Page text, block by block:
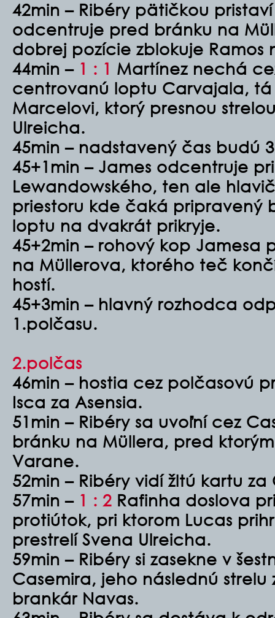
42min – Ribéry pätičkou
odcentruje pred bránku na
dobrej pozície zblokuje Ramos
44min – 1 : 1 Martínez nechá
centrovanú loptu Carvajala, tá
Marcelovi, ktorý presnou
Ulreicha.
45min – nadstavený čas budú
45+1min – James odcentruje
Lewandowského, ten ale
priestoru kde čaká pripravený
loptu na dvakrát prikryje.
45+2min – rohový kop Jamesa
na Müllerova, ktorého teč
hostí.
45+3min – hlavný rozhodca
1.polčasu.
2.polčas
46min – hostia cez polčasovú
Isca za Asensia.
51min – Ribéry sa uvoľní cez
bránku na Müllera, pred
Varane.
52min – Ribéry vidí žltú kartu za
57min –1 : 2 Rafinha doslova
protiútok, pri ktorom Lucas
prestrelí Svena Ulreicha.
59min – Ribéry si zasekne v
Casemira, jeho následnú
brankár Navas.